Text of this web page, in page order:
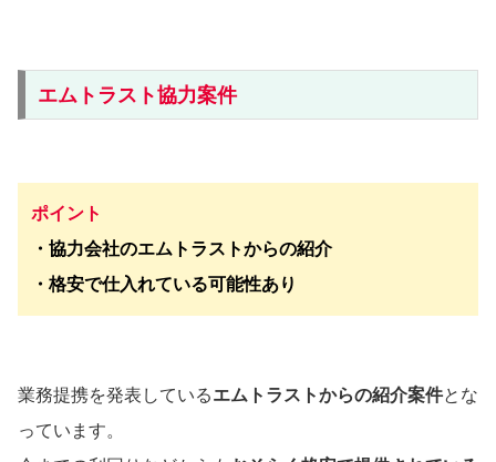
エムトラスト協力案件
ポイント
・協力会社のエムトラストからの紹介
・格安で仕入れている可能性あり
業務提携を発表しているエムトラストからの紹介案件とな
っています。